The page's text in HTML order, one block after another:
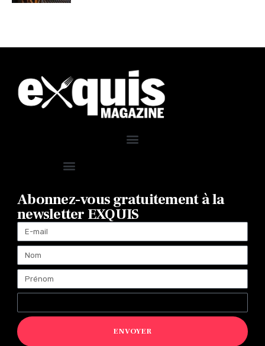
Abonnez-vous gratuitement à la
newsletter EXQUIS
ENVOYER